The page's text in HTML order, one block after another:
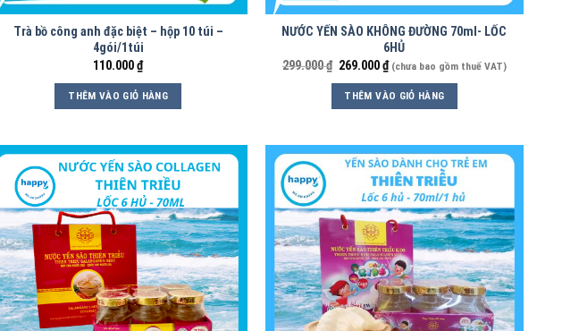
Trà bồ công anh đặc biệt – hộp 10 túi –
4gói/1túi
110.000₫
THÊM VÀO GIỎ HÀNG
NƯỚC YẾN SÀO KHÔNG ĐƯỜNG 70ml- LỐC
6HỦ
299.000₫ 269.000₫ (chưa bao gồm thuế VAT)
THÊM VÀO GIỎ HÀNG